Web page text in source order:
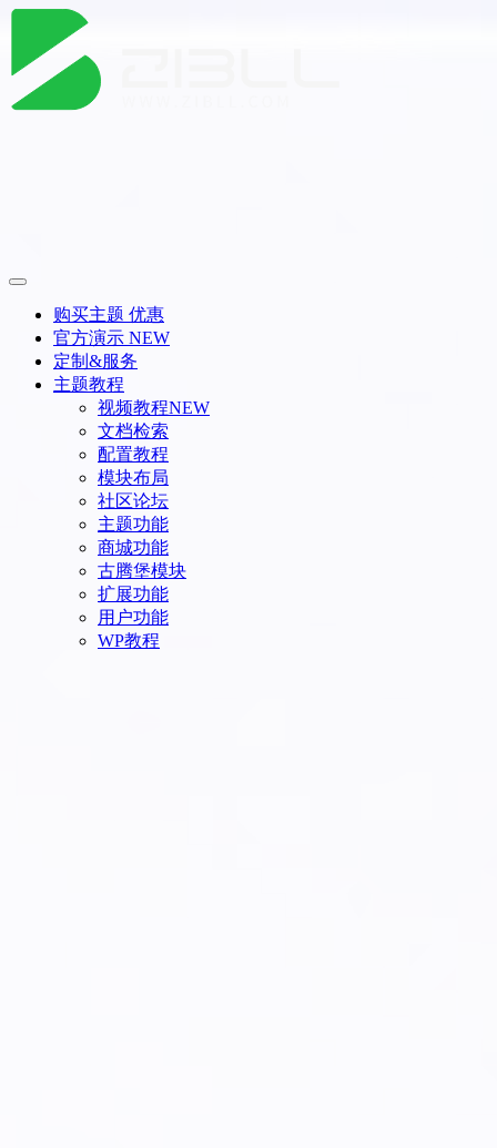
购买主题 优惠
官方演示 NEW
定制&服务
主题教程
视频教程NEW
文档检索
配置教程
模块布局
社区论坛
主题功能
商城功能
古腾堡模块
扩展功能
用户功能
WP教程